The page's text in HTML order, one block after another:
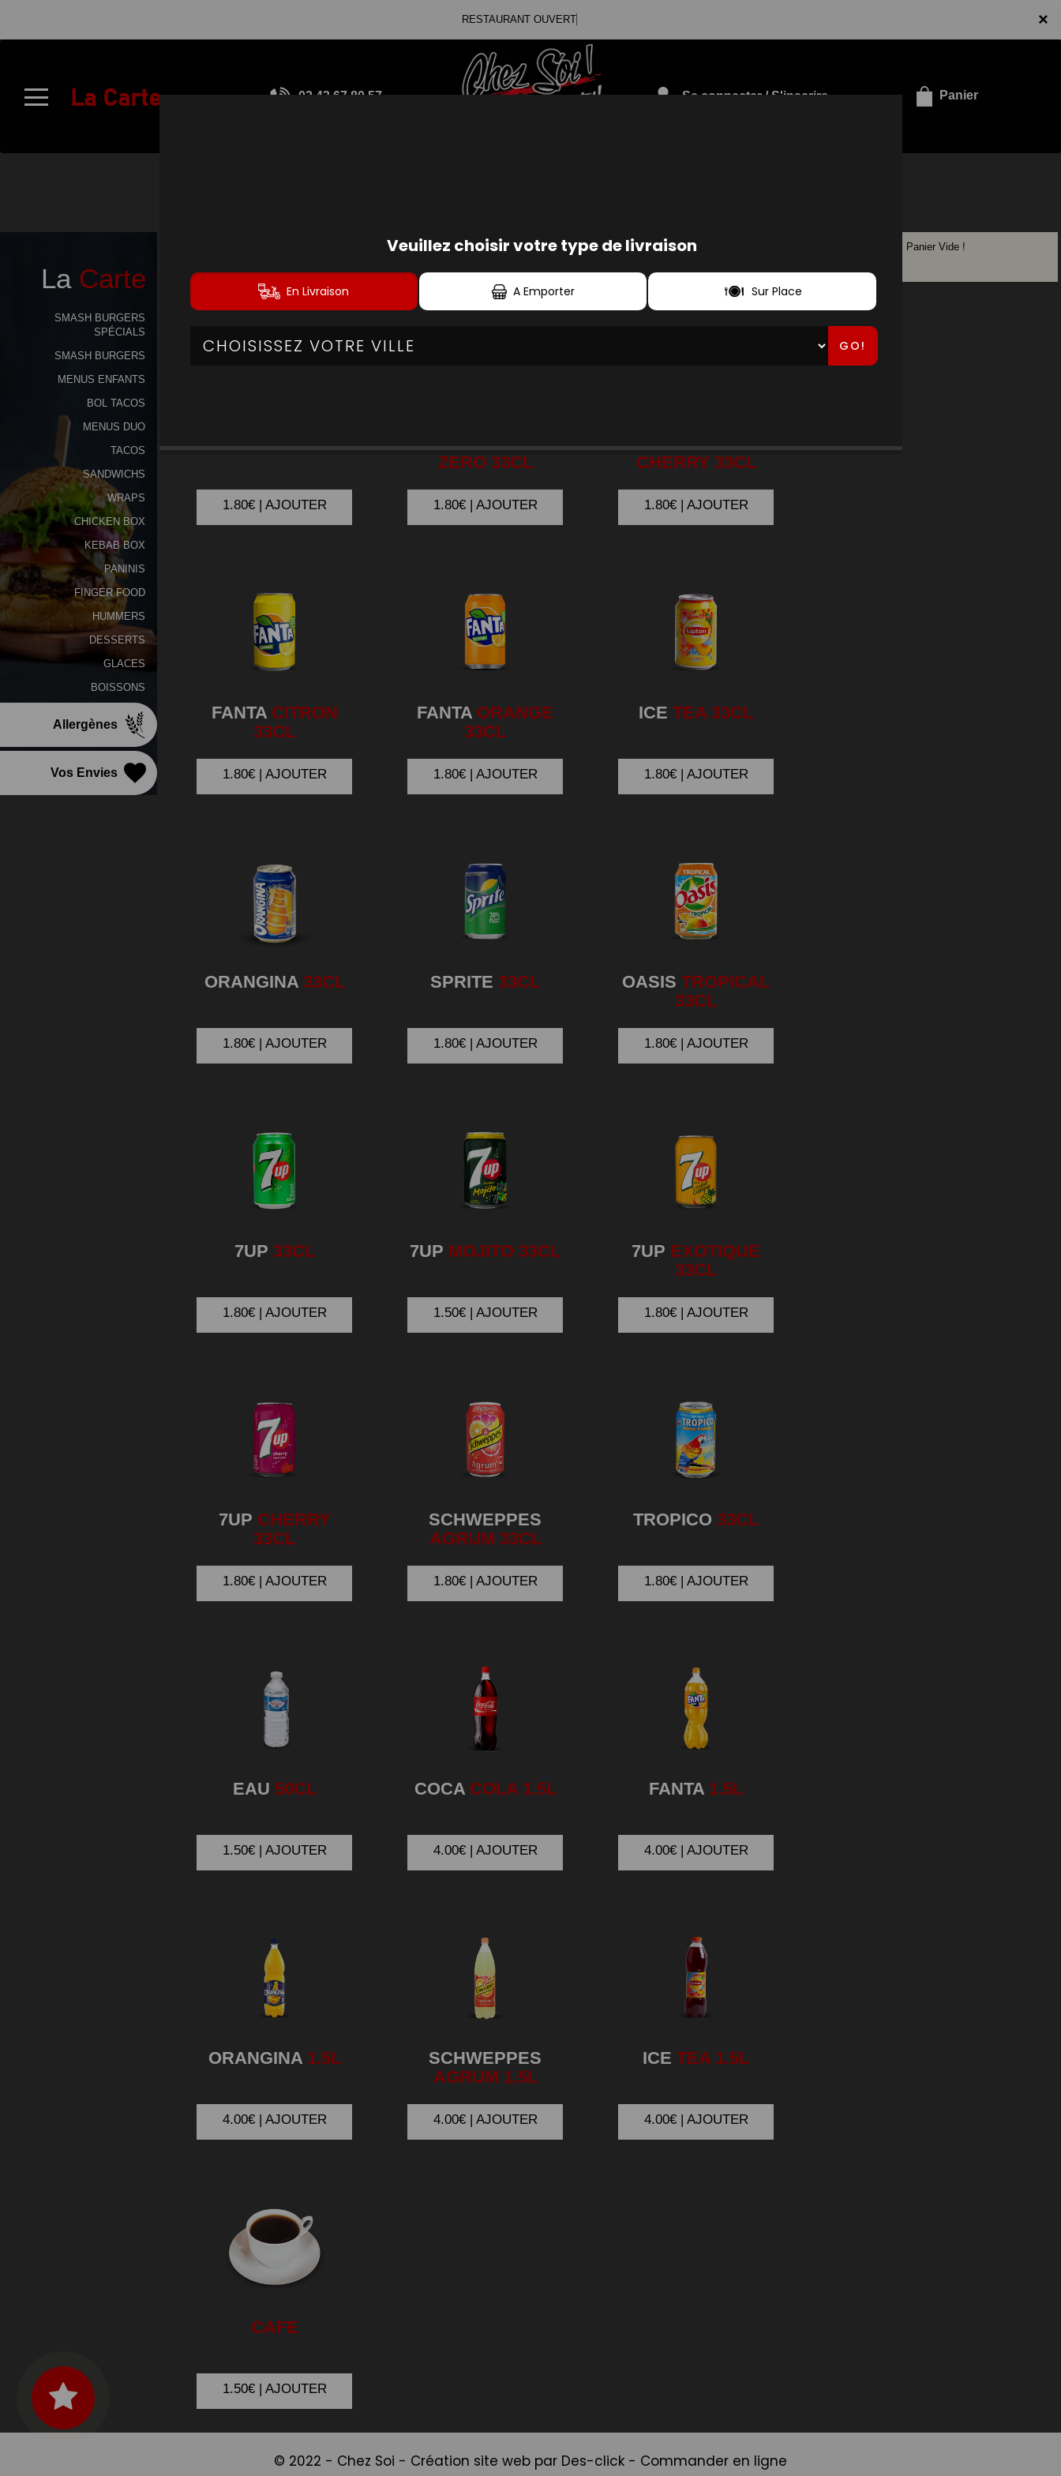
×
RESTAU
La Carte 02.43.67.80.57 Se connecter / S'inscrire Panier
Charte
Mentions
Programme
De
Fidélité
Vos
Avis
Zones
de
Livraison
La Carte
SMASH BURGERS
SPÉCIALS
SMASH BURGERS
MENUS ENFANTS
BOL TACOS
MENUS DUO
TACOS
SANDWICHS
WRAPS
CHICKEN BOX
KEBAB BOX
PANINIS
FINGER FOOD
HUMMERS
DESSERTS
GLACES
BOISSONS
Allergènes
Vos Envies
BOISSONS
COCACOLA 33CL
1.80€ | AJOUTER
COCACOLA
ZERO 33CL
1.80€ | AJOUTER
COCACOLA
CHERRY 33CL
1.80€ | AJOUTER
FANTACITRON
33CL
1.80€ | AJOUTER
FANTA ORANGE
33CL
1.80€ | AJOUTER
ICE TEA 33CL
1.80€ | AJOUTER
ORANGINA33CL
1.80€ | AJOUTER
SPRITE 33CL
1.80€ | AJOUTER
OASIS TROPICAL
33CL
1.80€ | AJOUTER
7UP 33CL
1.80€ | AJOUTER
7UP MOJITO 33CL
1.50€ | AJOUTER
7UP EXOTIQUE
33CL
1.80€ | AJOUTER
7UP CHERRY
33CL
1.80€ | AJOUTER
SCHWEPPES
AGRUM 33CL
1.80€ | AJOUTER
TROPICO 33CL
1.80€ | AJOUTER
EAU 50CL
1.50€ | AJOUTER
COCACOLA 1.5L
4.00€ | AJOUTER
FANTA 1.5L
4.00€ | AJOUTER
ORANGINA1.5L
4.00€ | AJOUTER
SCHWEPPES
AGRUM 1.5L
4.00€ | AJOUTER
ICE TEA 1.5L
4.00€ | AJOUTER
CAFE
1.50€ | AJOUTER
Panier Vide !
© 2022 - Chez Soi - Création site web par Des-click - Commander en ligne